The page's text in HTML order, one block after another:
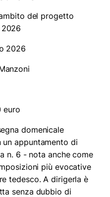
del progetto
2026
euro
domenicale
appuntamento di
n. 6 - nota anche come
più evocative
tedesco. A dirigerla è
senza dubbio di